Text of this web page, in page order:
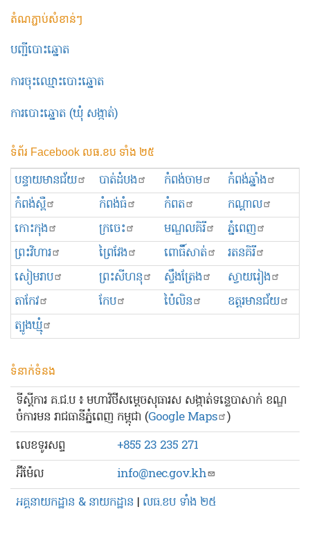
តំណភ្ជាប់សំខាន់ៗ
បញ្ជីបោះឆ្នោត
ការចុះឈ្មោះបោះឆ្នោត
ការបោះឆ្នោត (ឃុំ សង្កាត់)
ទំព័រ Facebook លធ.ខប ទាំង ២៥
បន្ទាយមានជ័យ បាត់ដំបង កំពង់ចាម
កំពង់ឆ្នាំង
កំពង់ស្ពឺ
កំពង់ធំ កំពត
កណ្ដាល
កោះកុង
ក្រចេះ មណ្ឌលគិរី
ភ្នំពេញ
ព្រះ​វិហារ
ព្រៃវែង ពោធិ៍សាត់
រតនគិរី
សៀមរាប
ព្រះសីហនុ ស្ទឹងត្រែង
ស្វាយរៀង
តាកែវ
កែប ប៉ៃលិន
ឧត្ដរមានជ័យ
ត្បូងឃ្មុំ
ទំនាក់ទំនង
ទីស្ដីការ គ.ជ.ប ៖ មហាវិថីសម្ដេចសុធារស សង្កាត់ទន្លេបាសាក់ ខណ្ឌ
ចំការមន រាជធានីភ្នំពេញ កម្ពុជា (Google Maps )
លេខ​ទូរសព្ទ
+855 23 235 271
អ៊ីម៉ែល
info@nec.gov.kh
អគ្គនាយកដ្ឋាន & នាយកដ្ឋាន | លធ.ខប ទាំង ២៥